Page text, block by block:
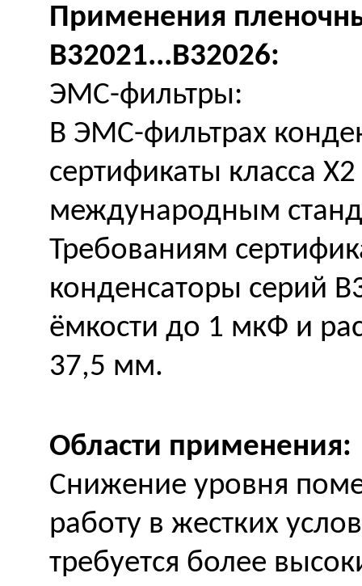
Применения
B32021...B32026:
ЭМС-фильтры:
В ЭМС-фильтрах
сертификаты класса
международным
Требованиям
конденсаторы серий
ёмкости до 1 мкФ и
37,5 мм.
Области применения:
Снижение уровня
работу в жестких
требуется более